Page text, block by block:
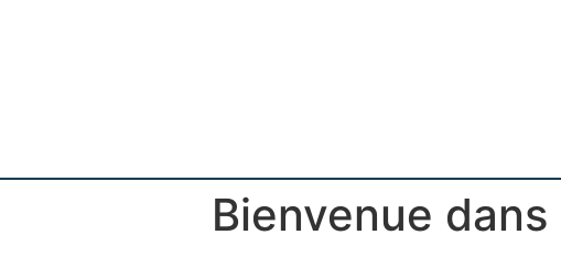
Bienvenue